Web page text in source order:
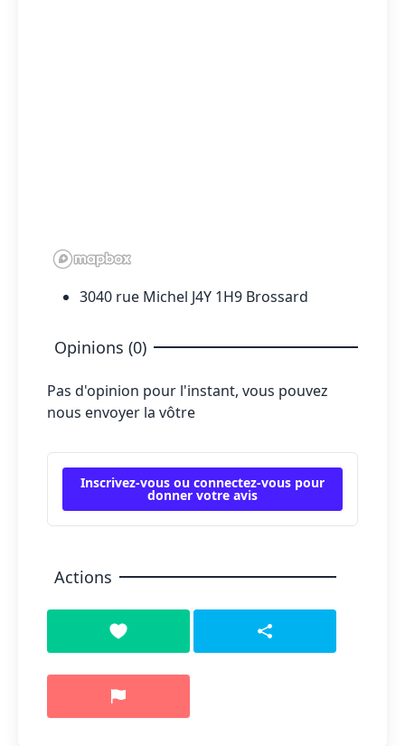
3040 rue Michel J4Y 1H9 Brossard
Opinions (0)
Pas d'opinion pour l'instant, vous pouvez
nous envoyer la vôtre
Inscrivez-vous ou connectez-vous pour
donner votre avis
Actions